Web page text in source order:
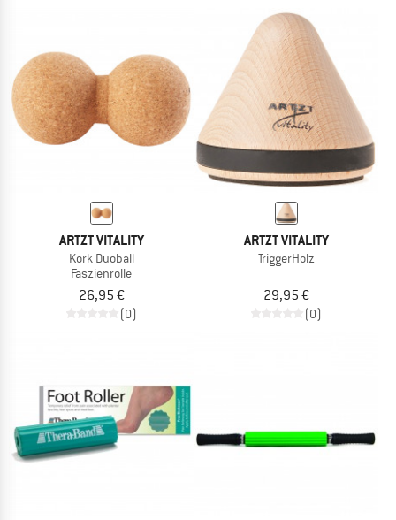
ARTZT VITALITY
Kork Duoball
Faszienrolle
26,95 €
(0)
ARTZT VITALITY
TriggerHolz
29,95 €
(0)